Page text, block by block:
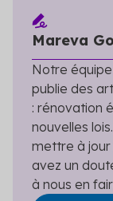
Si le parking
est soumis à
sa valeur
Peut-on
sur un
Les
exonération
Cette
supprimée
Existe-t-il
Mareva
Notre
publie des
: rénovation
nouvelles
mettre à jour
avez un
à nous en